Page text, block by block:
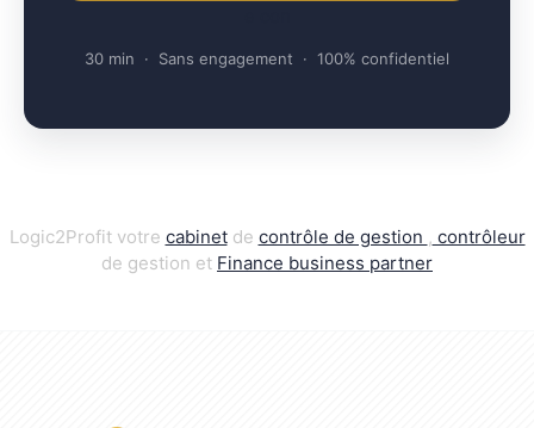
30 min · Sans engagement · 100% confidentiel
Logic2Profit votre cabinetde contrôle de gestion , contrôleur
de gestion et Finance business partner